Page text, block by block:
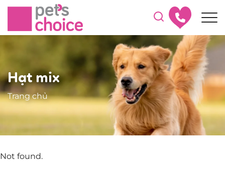
Hạt mix
Trang chủ
Not found.